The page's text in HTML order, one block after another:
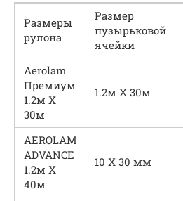
Размеры
рулона
Размер
пузырьковой
ячейки
Aerolam
Премиум
1.2м X
30м
1.2м X 30м
AEROLAM
ADVANCE
1.2м X
40м
10 X 30 мм